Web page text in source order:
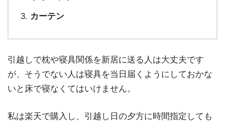
カーテン
引越しで枕や寝具関係を新居に送る人は大丈夫です
が、そうでない人は寝具を当日届くようにしておかな
いと床で寝なくてはいけません。
私は楽天で購入し、引越し日の夕方に時間指定しても